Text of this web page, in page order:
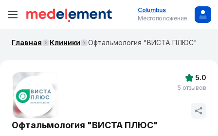
Columbus
Местоположение
Главная Клиники Офтальмология "ВИСТА ПЛЮС"
Офтальмология "ВИСТА ПЛЮС"
5.0
5 отзывов